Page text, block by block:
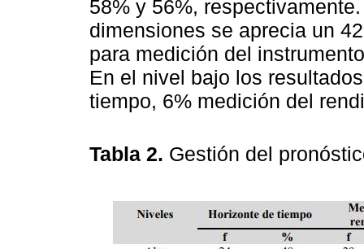
58% y 56%,
dimensiones se aprecia un
para medición del
En el nivel bajo los
tiempo, 6% medición del
Tabla 2. Gestión del